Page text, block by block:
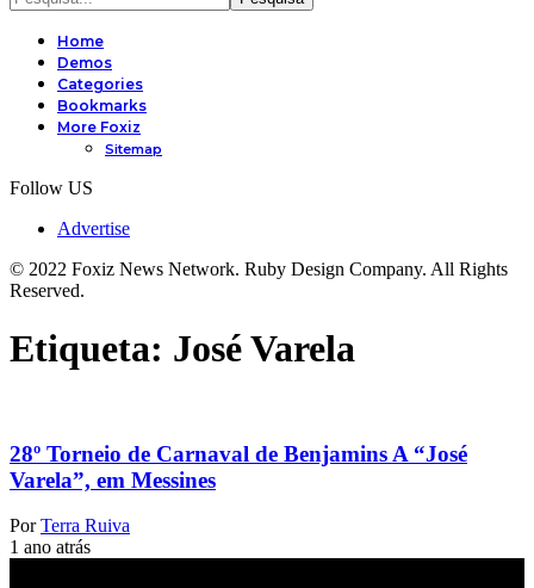
Home
Demos
Categories
Bookmarks
More Foxiz
Sitemap
Follow US
Advertise
© 2022 Foxiz News Network. Ruby Design Company. All Rights
Reserved.
Etiqueta: José Varela
28º Torneio de Carnaval de Benjamins A “José
Varela”, em Messines
Por Terra Ruiva
1 ano atrás